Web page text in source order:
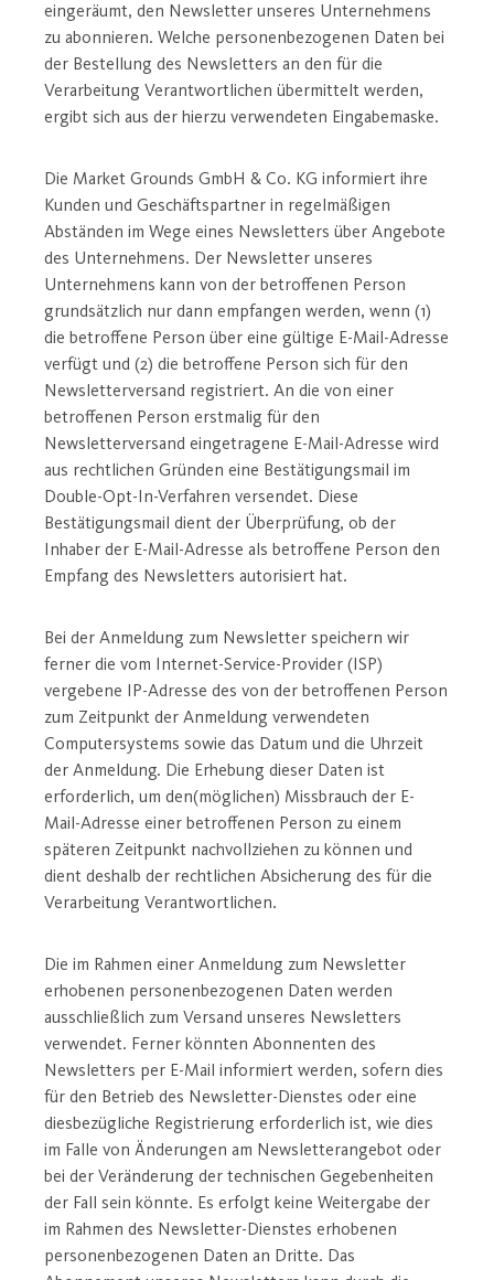
eingeräumt, den Newsletter unseres Unternehmens
zu abonnieren. Welche personenbezogenen Daten bei
der Bestellung des Newsletters an den für die
Verarbeitung Verantwortlichen übermittelt werden,
ergibt sich aus der hierzu verwendeten Eingabemaske.
Die Market Grounds GmbH & Co. KG informiert ihre
Kunden und Geschäftspartner in regelmäßigen
Abständen im Wege eines Newsletters über Angebote
des Unternehmens. Der Newsletter unseres
Unternehmens kann von der betroffenen Person
grundsätzlich nur dann empfangen werden, wenn (1)
die betroffene Person über eine gültige E-Mail-Adresse
verfügt und (2) die betroffene Person sich für den
Newsletterversand registriert. An die von einer
betroffenen Person erstmalig für den
Newsletterversand eingetragene E-Mail-Adresse wird
aus rechtlichen Gründen eine Bestätigungsmail im
Double-Opt-In-Verfahren versendet. Diese
Bestätigungsmail dient der Überprüfung, ob der
Inhaber der E-Mail-Adresse als betroffene Person den
Empfang des Newsletters autorisiert hat.
Bei der Anmeldung zum Newsletter speichern wir
ferner die vom Internet-Service-Provider (ISP)
vergebene IP-Adresse des von der betroffenen Person
zum Zeitpunkt der Anmeldung verwendeten
Computersystems sowie das Datum und die Uhrzeit
der Anmeldung. Die Erhebung dieser Daten ist
erforderlich, um den(möglichen) Missbrauch der E-
Mail-Adresse einer betroffenen Person zu einem
späteren Zeitpunkt nachvollziehen zu können und
dient deshalb der rechtlichen Absicherung des für die
Verarbeitung Verantwortlichen.
Die im Rahmen einer Anmeldung zum Newsletter
erhobenen personenbezogenen Daten werden
ausschließlich zum Versand unseres Newsletters
verwendet. Ferner könnten Abonnenten des
Newsletters per E-Mail informiert werden, sofern dies
für den Betrieb des Newsletter-Dienstes oder eine
diesbezügliche Registrierung erforderlich ist, wie dies
im Falle von Änderungen am Newsletterangebot oder
bei der Veränderung der technischen Gegebenheiten
der Fall sein könnte. Es erfolgt keine Weitergabe der
im Rahmen des Newsletter-Dienstes erhobenen
personenbezogenen Daten an Dritte. Das